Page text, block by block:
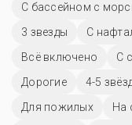
С бассейном с
3 звезды
С
Всё включено
С
Дорогие
4-5
Для пожилых
На